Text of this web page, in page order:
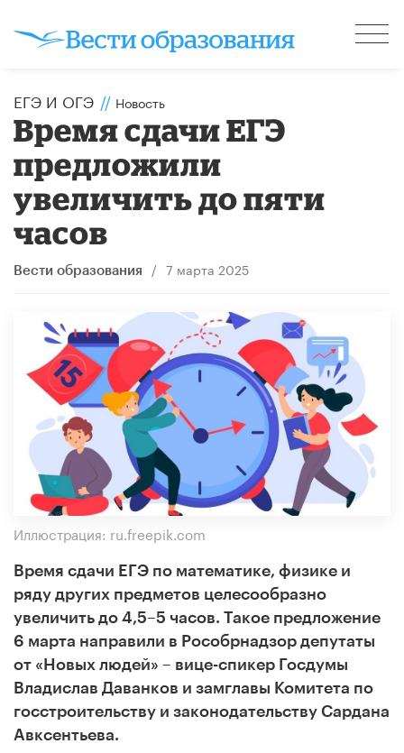
ЕГЭ И ОГЭ // Новость
Время сдачи ЕГЭ
предложили
увеличить до пяти
часов
Вести образования / 7 марта 2025
Иллюстрация: ru.freepik.com
Время сдачи ЕГЭ по математике, физике и
ряду других предметов целесообразно
увеличить до 4,5–5 часов. Такое предложение
6 марта направили в Рособрнадзор депутаты
от «Новых людей» – вице-спикер Госдумы
Владислав Даванков и замглавы Комитета по
госстроительству и законодательству Сардана
Авксентьева.